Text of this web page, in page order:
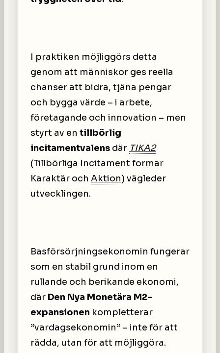
I praktiken möjliggörs detta
genom att människor ges reella
chanser att bidra, tjäna pengar
och bygga värde – i arbete,
företagande och innovation – men
styrt av en tillbörlig
incitamentvalens där TIKA2
(Tillbörliga Incitament formar
Karaktär och Aktion) vägleder
utvecklingen.
Basförsörjningsekonomin fungerar
som en stabil grund inom en
rullande och berikande ekonomi,
där Den Nya Monetära M2-
expansionen kompletterar
”vardagsekonomin” – inte för att
rädda, utan för att möjliggöra.